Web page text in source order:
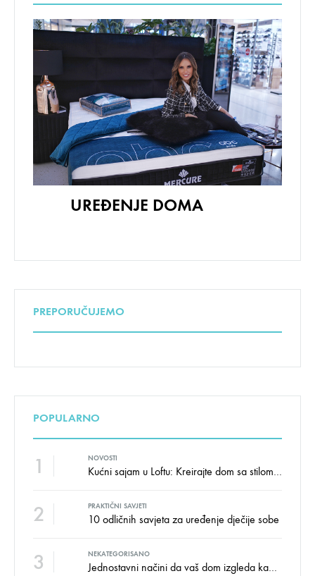
UREĐENJE DOMA
PREPORUČUJEMO
POPULARNO
1 NOVOSTI
Kućni sajam u Loftu: Kreirajte dom sa stilom i udobnošću uz velike uštede!
2 PRAKTIČNI SAVJETI
10 odličnih savjeta za uređenje dječije sobe
3 NEKATEGORISANO
Jednostavni načini da vaš dom izgleda kao salon namještaja